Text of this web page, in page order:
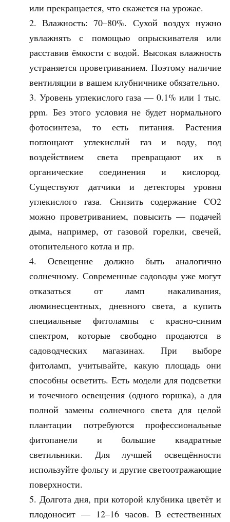
или прекращается, что скажется на урожае.
Влажность: 70–80%. Сухой воздух нужно
увлажнять с помощью опрыскивателя или
расставив ёмкости с водой. Высокая влажность
устраняется проветриванием. Поэтому наличие
вентиляции в вашем клубничнике обязательно.
Уровень углекислого газа — 0.1% или 1 тыс.
ppm. Без этого условия не будет нормального
фотосинтеза, то есть питания. Растения
поглощают углекислый газ и воду, под
воздействием света превращают их в
органические соединения и кислород.
Существуют датчики и детекторы уровня
углекислого газа. Снизить содержание CO2
можно проветриванием, повысить — подачей
дыма, например, от газовой горелки, свечей,
отопительного котла и пр.
Освещение должно быть аналогично
солнечному. Современные садоводы уже могут
отказаться от ламп накаливания,
люминесцентных, дневного света, а купить
специальные фитолампы с красно-синим
спектром, которые свободно продаются в
садоводческих магазинах. При выборе
фитоламп, учитывайте, какую площадь они
способны осветить. Есть модели для подсветки
и точечного освещения (одного горшка), а для
полной замены солнечного света для целой
плантации потребуются профессиональные
фитопанели и большие квадратные
светильники. Для лучшей освещённости
используйте фольгу и другие светоотражающие
поверхности.
Долгота дня, при которой клубника цветёт и
плодоносит — 12–16 часов. В естественных